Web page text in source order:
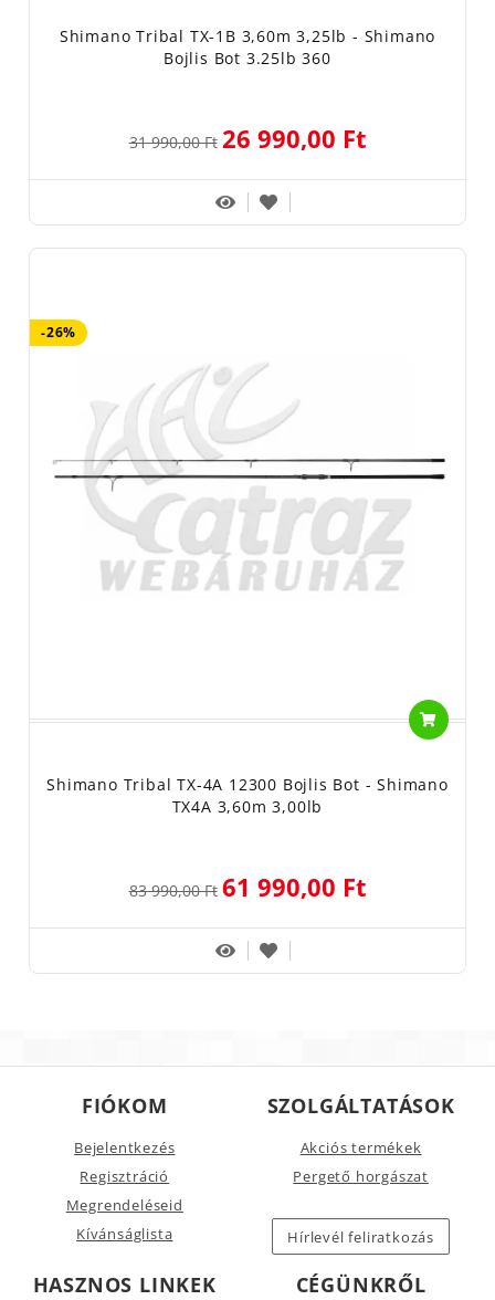
Shimano Tribal TX-1B 3,60m 3,25lb - Shimano
Bojlis Bot 3.25lb 360
31 990,00 Ft 26 990,00 Ft
-26%
Shimano Tribal TX-4A 12300 Bojlis Bot - Shimano
TX4A 3,60m 3,00lb
83 990,00 Ft 61 990,00 Ft
FIÓKOM
Bejelentkezés
Regisztráció
Megrendeléseid
Kívánságlista
SZOLGÁLTATÁSOK
Akciós termékek
Pergető horgászat
Hírlevél feliratkozás
HASZNOS LINKEK CÉGÜNKRŐL